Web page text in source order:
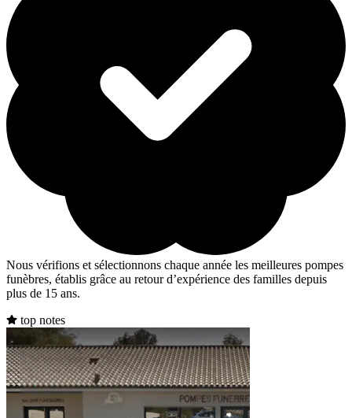
Nous vérifions et sélectionnons chaque année les meilleures pompes
funèbres, établis grâce au retour d’expérience des familles depuis
plus de 15 ans.
top notes